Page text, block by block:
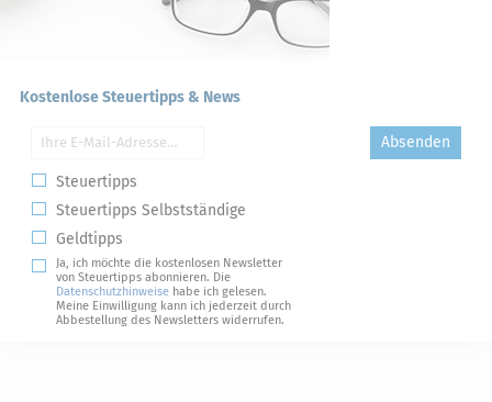
Kostenlose Steuertipps & News
Absenden
Steuertipps
Steuertipps Selbstständige
Geldtipps
Ja, ich möchte die kostenlosen Newsletter
von Steuertipps abonnieren. Die
Datenschutzhinweise habe ich gelesen.
Meine Einwilligung kann ich jederzeit durch
Abbestellung des Newsletters widerrufen.